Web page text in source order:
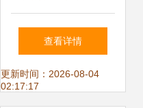
工具详解及技术研
发与推广服务趋势
查看详情
更新时间：2026-08-04
02:17:17